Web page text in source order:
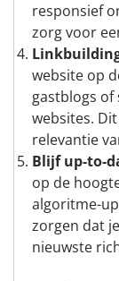
responsief
zorg voor
website op
gastblogs
websites.
relevantie
Blijf up-to-
op de
algoritme-
zorgen dat
nieuwste